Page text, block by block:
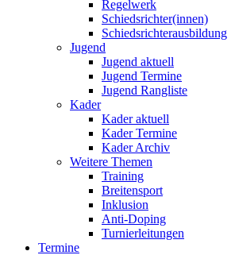
Regelwerk
Schiedsrichter(innen)
Schiedsrichterausbildung
Jugend
Jugend aktuell
Jugend Termine
Jugend Rangliste
Kader
Kader aktuell
Kader Termine
Kader Archiv
Weitere Themen
Training
Breitensport
Inklusion
Anti-Doping
Turnierleitungen
Termine